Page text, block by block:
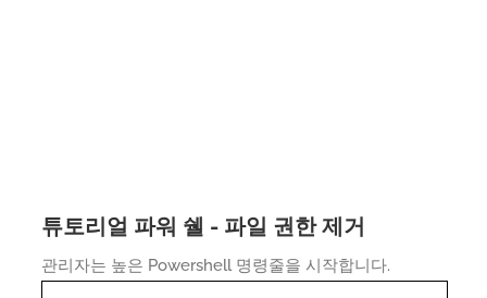
튜토리얼 파워 쉘 - 파일 권한 제거
관리자는 높은 Powershell 명령줄을 시작합니다.